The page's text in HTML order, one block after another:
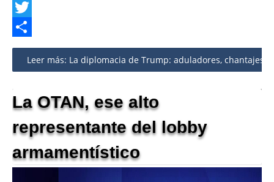
Facebook
Twitter
Share
Leer más: La diplomacia de Trump: aduladores, chantajes
La OTAN, ese alto
representante del lobby
armamentístico